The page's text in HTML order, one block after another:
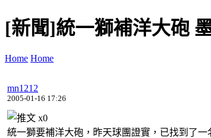
[新聞]統一獅補洋大砲
Home Home
mn1212
2005-01-16 17:26
x0
統一獅要補洋大砲，昨天球團證實，已找到了